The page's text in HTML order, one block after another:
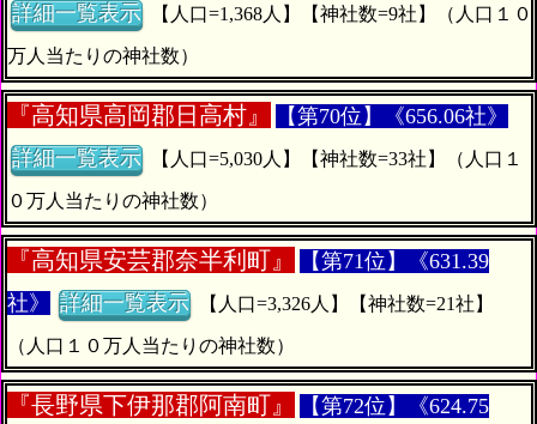
詳細一覧表示
万人当たりの神社数）
『高知県高岡郡日高村』
【第70位】《656.06社》
詳細一覧表示
０万人当たりの神社数）
『高知県安芸郡奈半利町』
【第71位】《631.39
社》
詳細一覧表示
（人口１０万人当たりの神社数）
『長野県下伊那郡阿南町』
【第72位】《624.75